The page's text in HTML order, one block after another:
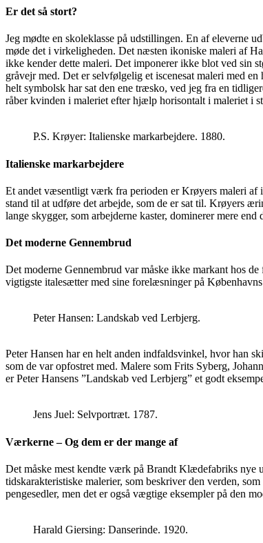
Er det så stort?
Jeg mødte en skoleklasse på udstillingen. En af eleverne
møde det i virkeligheden. Det næsten ikoniske maleri af
ikke kender dette maleri. Det imponerer ikke blot ved sin
gråvejr med. Det er selvfølgelig et iscenesat maleri med
helt symbolsk har sat den ene træsko, ved jeg fra en
råber kvinden i maleriet efter hjælp horisontalt i maleriet i
P.S. Krøyer: Italienske markarbejdere. 1880.
Italienske markarbejdere
Et andet væsentligt værk fra perioden er Krøyers maleri af
stand til at udføre det arbejde, som de er sat til. Krøyers
lange skygger, som arbejderne kaster, dominerer mere
Det moderne Gennembrud
Det moderne Gennembrud var måske ikke markant hos
vigtigste italesætter med sine forelæsninger på
Peter Hansen: Landskab ved Lerbjerg.
Peter Hansen har en helt anden indfaldsvinkel, hvor han
som de var opfostret med. Malere som Frits Syberg,
er Peter Hansens ”Landskab ved Lerbjerg” et godt
Jens Juel: Selvportræt. 1787.
Værkerne – Og dem er der mange af
Det måske mest kendte værk på Brandt Klædefabriks nye
tidskarakteristiske malerier, som beskriver den verden,
pengesedler, men det er også vægtige eksempler på den
Harald Giersing: Danserinde. 1920.